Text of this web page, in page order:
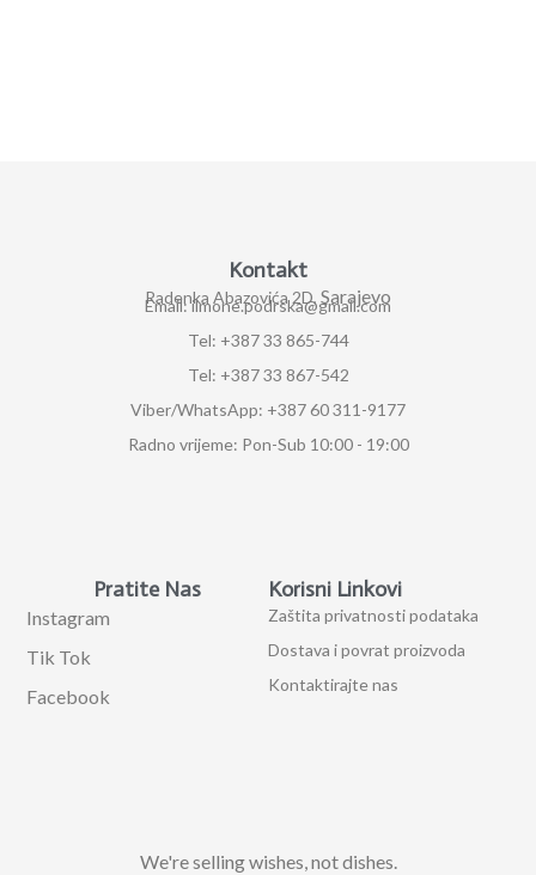
We're selling wishes, not dishes.
Korisni Linkovi
Zaštita privatnosti podataka
Dostava i povrat proizvoda
Kontaktirajte nas
Pratite Nas
Instagram
Tik Tok
Facebook
Kontakt
Radenka Abazovića 2D, Sarajevo
Email: ilmone.podrska@gmail.com
Tel: +387 33 865-744
Tel: +387 33 867-542
Viber/WhatsApp: +387 60 311-9177
Radno vrijeme: Pon-Sub 10:00 - 19:00